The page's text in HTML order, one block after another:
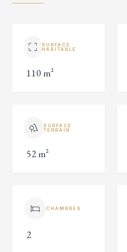
SURFACE
HABITABLE
110 m²
SURFACE
TERRAIN
52 m²
CHAMBRES
2